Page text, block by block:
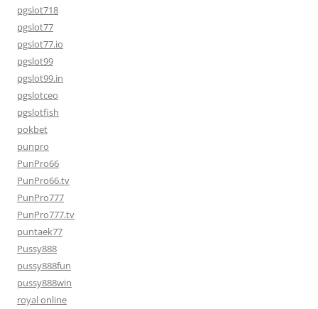
pgslot718
pgslot77
pgslot77.io
pgslot99
pgslot99.in
pgslotceo
pgslotfish
pokbet
punpro
PunPro66
PunPro66.tv
PunPro777
PunPro777.tv
puntaek77
Pussy888
pussy888fun
pussy888win
royal online